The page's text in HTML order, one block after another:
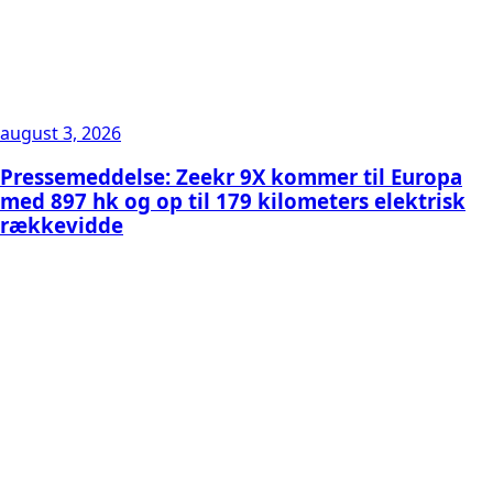
august 3, 2026
Pressemeddelse: Zeekr 9X kommer til Europa
med 897 hk og op til 179 kilometers elektrisk
rækkevidde